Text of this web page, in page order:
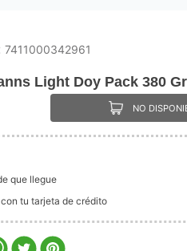
7411000342961
Light Doy Pack 380 Gr
NO
que llegue
tu tarjeta de crédito